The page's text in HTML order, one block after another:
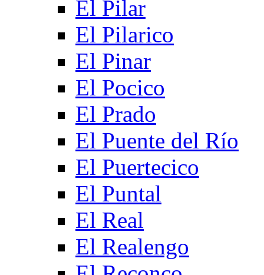
El Pilar
El Pilarico
El Pinar
El Pocico
El Prado
El Puente del Río
El Puertecico
El Puntal
El Real
El Realengo